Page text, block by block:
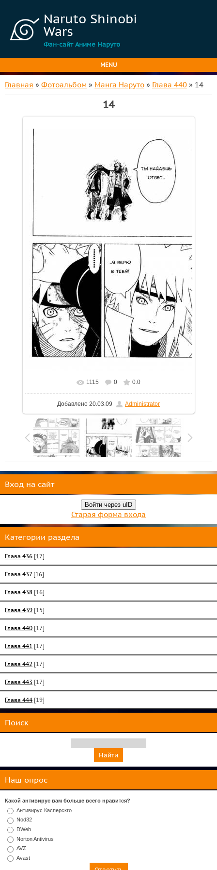
Naruto Shinobi
Wars
Фан-сайт Аниме Наруто
MENU
Главная » Фотоальбом » Манга Наруто » Глава 440 » 14
14
В реальном размере 750x1085
1115 0 0.0
Добавлено 20.03.09 Administrator
Вход на сайт
Войти через uID
Старая форма входа
Категории раздела
Глава 436 [17]
Глава 437 [16]
Глава 438 [16]
Глава 439 [15]
Глава 440 [17]
Глава 441 [17]
Глава 442 [17]
Глава 443 [17]
Глава 444 [19]
Поиск
Наш опрос
Какой антивирус вам больше всего нравится?
Антивирус Касперскго
Nod32
DWeb
Norton Antivirus
AVZ
Avast